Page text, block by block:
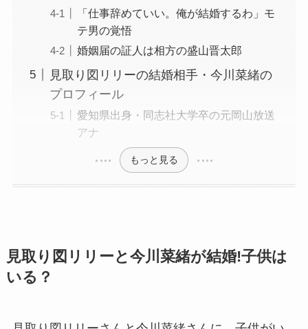
「仕事辞めていい。俺が結婚するわ」モ
テ男の覚悟
婚姻届の証人は相方の盛山晋太郎
見取り図リリーの結婚相手・今川菜緒の
プロフィール
愛知県出身・同志社大学卒の元岡山放送
アナ
もっと見る
見取り図リリーと今川菜緒が結婚!子供は
いる？